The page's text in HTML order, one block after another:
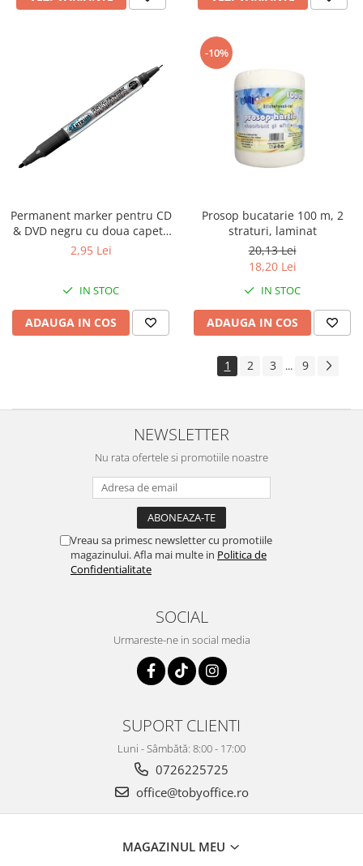
Permanent marker pentru CD
& DVD negru cu doua capete
Centrum
2,95 Lei
IN STOC
ADAUGA IN COS
-10%
Prosop bucatarie 100 m, 2
straturi, laminat
20,13 Lei
18,20 Lei
IN STOC
ADAUGA IN COS
1 2 3 ... 9
NEWSLETTER
Nu rata ofertele si promotiile noastre
Vreau sa primesc newsletter cu promotiile
magazinului. Afla mai multe in Politica de
Confidentialitate
SOCIAL
Urmareste-ne in social media
SUPORT CLIENTI
Luni - Sâmbătă: 8:00 - 17:00
0726225725
office@tobyoffice.ro
MAGAZINUL MEU